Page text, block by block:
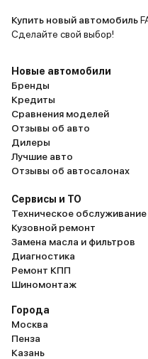
отрабатывает
хорошо откликается.
нареканий. Коробка
ступенчатый
плавно, слажено с
Пока что в ремонт
вкладывался, т.к.
Кузов оцинкованный.
Рассчитываю, что с
не будет. Я вообще
недолюбливает
Считаю, что это
машины. Не верите –
хотя бы раз на тест-
Купить новый автомобиль
Сделайте свой выбор!
Новые автомобили
Бренды
Кредиты
Сравнения моделей
Отзывы об авто
Дилеры
Лучшие авто
Отзывы об автосалонах
Сервисы и ТО
Техническое обслуживание
Кузовной ремонт
Замена масла и фильтров
Диагностика
Ремонт КПП
Шиномонтаж
Города
Москва
Пенза
Казань